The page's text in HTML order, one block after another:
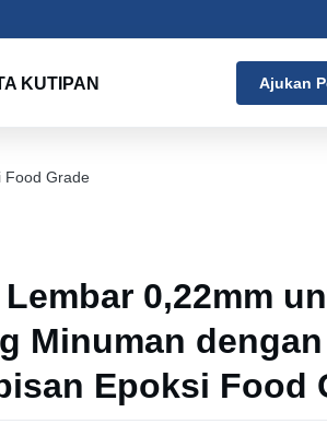
KUTIPAN Ajukan
Food Grade
0,22mm
Minuman dengan
Epoksi Food